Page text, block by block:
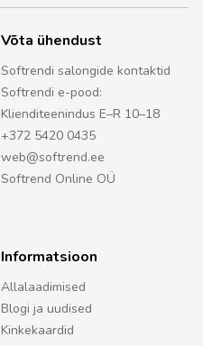
Võta ühendust
Softrendi salongide kontaktid
Softrendi e-pood:
Klienditeenindus E–R 10–18
+372 5420 0435
web@softrend.ee
Softrend Online OÜ
Informatsioon
Allalaadimised
Blogi ja uudised
Kinkekaardid